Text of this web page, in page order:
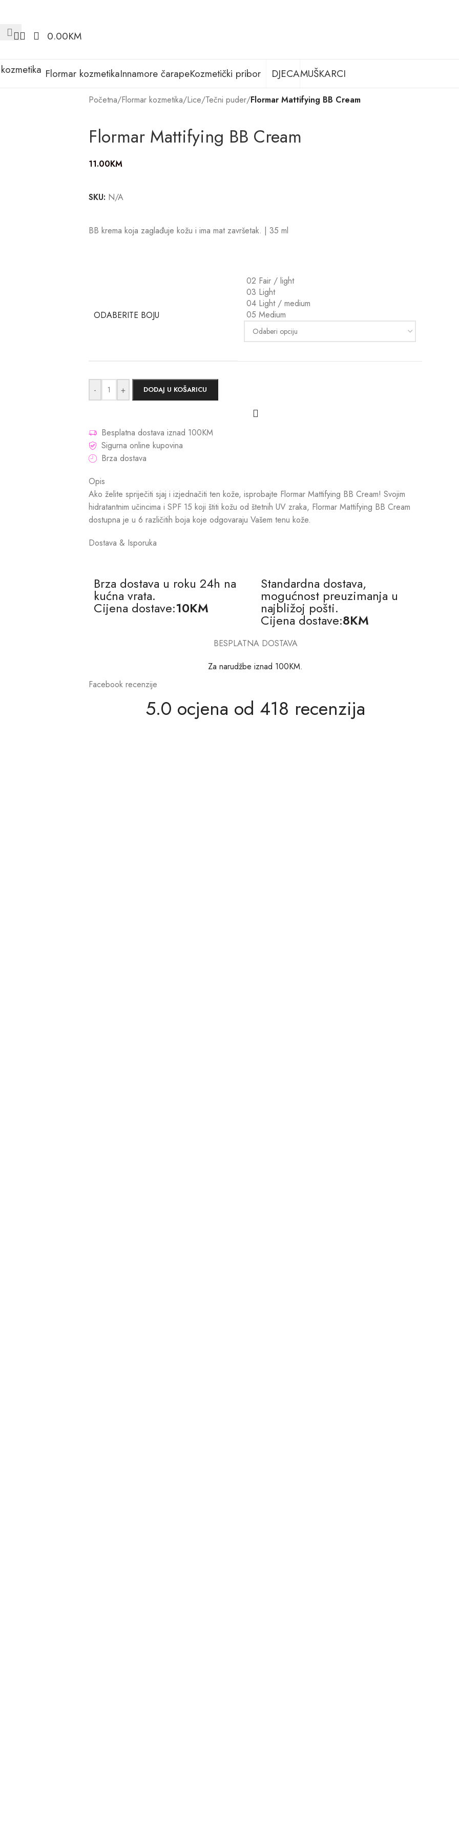
0.00KM
Flormar kozmetikaInnamore čarapeKozmetički pribor DJECAMUŠKARCI
Početna/Flormar kozmetika/Lice/Tečni puder/Flormar Mattifying BB Cream
Flormar Mattifying BB Cream
11.00KM
SKU: N/A
BB krema koja zaglađuje kožu i ima mat završetak. | 35 ml
ODABERITE BOJU
02 Fair / light
03 Light
04 Light / medium
05 Medium
- + DODAJ U KOŠARICU
Besplatna dostava iznad 100KM
Sigurna online kupovina
Brza dostava
Opis
Ako želite spriječiti sjaj i izjednačiti ten kože, isprobajte Flormar Mattifying BB Cream! Svojim
hidratantnim učincima i SPF 15 koji štiti kožu od štetnih UV zraka, Flormar Mattifying BB Cream
dostupna je u 6 različitih boja koje odgovaraju Vašem tenu kože.
Dostava & Isporuka
Brza dostava u roku 24h na
kućna vrata.
Cijena dostave:10KM
Standardna dostava,
mogućnost preuzimanja u
najbližoj pošti.
Cijena dostave:8KM
BESPLATNA DOSTAVA
Za narudžbe iznad 100KM.
Facebook recenzije
5.0 ocjena od 418 recenzija